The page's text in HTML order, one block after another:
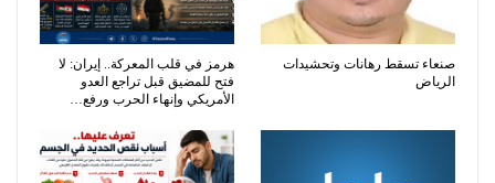
صنعاء تسقط رهانات وتحشيدات
الرياض
هرمز في قلب المعركة.. إيران: لا
فتح للمضيق قبل تراجع العدو
الأمريكي وإنهاء الحرب ورفع…